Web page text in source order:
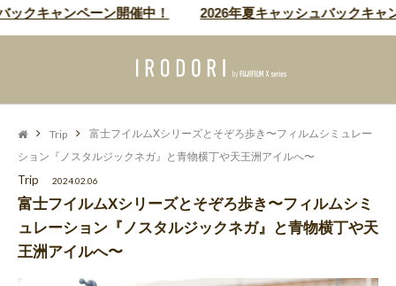
ペーン開催中！ 2026年夏キャッシュバックキャンペーン
Trip
富士フイルムXシリーズとそぞろ歩き〜フィルムシミュレー
ション『ノスタルジックネガ』と青物横丁や天王洲アイルへ〜
Trip 2024.02.06
富士フイルムXシリーズとそぞろ歩き〜フィルムシミ
ュレーション『ノスタルジックネガ』と青物横丁や天
王洲アイルへ〜